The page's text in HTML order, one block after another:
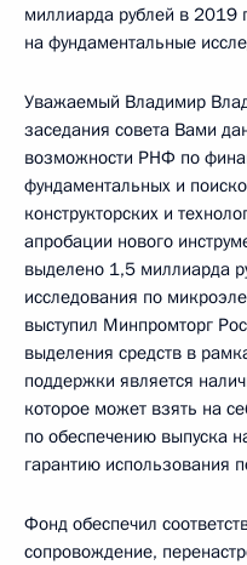
миллиарда рублей в 2019
на фундаментальные
Уважаемый Владимир
заседания совета Вами
возможности РНФ по
фундаментальных и
конструкторских и
апробации нового
выделено 1,5 миллиарда
исследования по
выступил Минпромторг
выделения средств в
поддержки является
которое может взять на
по обеспечению выпуска
гарантию использования
Фонд обеспечил
сопровождение,